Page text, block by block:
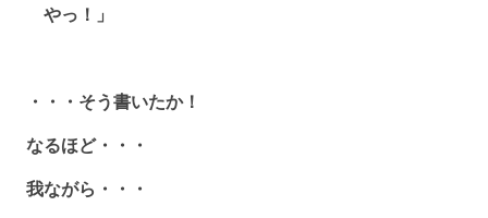
やっ！」
・・・そう書いたか！
なるほど・・・
我ながら・・・